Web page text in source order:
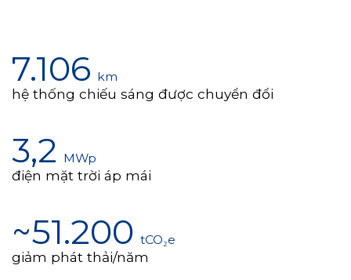
7.106 km
hệ thống chiếu sáng được chuyển đổi
3,2 MWp
điện mặt trời áp mái
~51.200 tCO₂e
giảm phát thải/năm